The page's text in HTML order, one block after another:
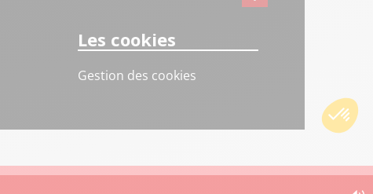
Les cookies
Gestion des cookies